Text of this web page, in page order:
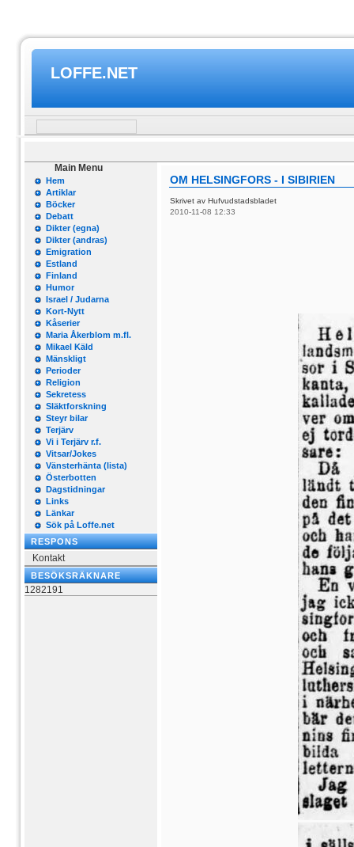
LOFFE.NET
Main Menu
Hem
Artiklar
Böcker
Debatt
Dikter (egna)
Dikter (andras)
Emigration
Estland
Finland
Humor
Israel / Judarna
Kort-Nytt
Kåserier
Maria Åkerblom m.fl.
Mikael Käld
Mänskligt
Perioder
Religion
Sekretess
Släktforskning
Steyr bilar
Terjärv
Vi i Terjärv r.f.
Vitsar/Jokes
Vänsterhänta (lista)
Österbotten
Dagstidningar
Links
Länkar
Sök på Loffe.net
RESPONS
Kontakt
BESÖKSRÄKNARE
1282191
OM HELSINGFORS - I SIBIRIEN
Skrivet av Hufvudstadsbladet
2010-11-08 12:33